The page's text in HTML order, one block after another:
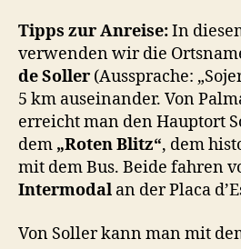
Tipps zur Anreise:In
verwenden wir die
de Soller (Aussprache:
5 km auseinander. Von
erreicht man den Hauptort
dem „Roten Blitz“, dem
mit dem Bus. Beide fahren
Intermodal an der Placa
Von Soller kann man mit